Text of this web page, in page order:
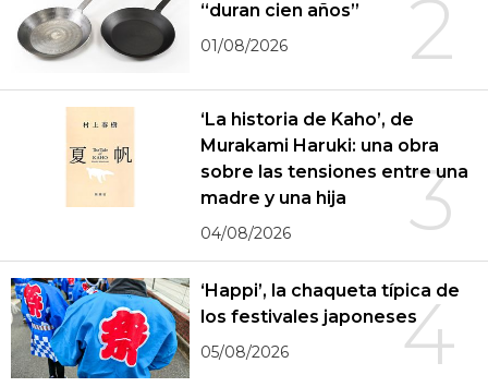
2
“duran cien años”
01/08/2026
3
‘La historia de Kaho’, de
Murakami Haruki: una obra
sobre las tensiones entre una
madre y una hija
04/08/2026
4
‘Happi’, la chaqueta típica de
los festivales japoneses
05/08/2026